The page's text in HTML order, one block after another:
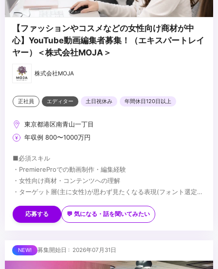
【ファッションやコスメなどの女性向け商材が中
心】YouTube動画編集者募集！（エキスパートレイ
ヤー）＜株式会社MOJA＞
株式会社MOJA
正社員 エディター 土日祝休み 年間休日120日以上
東京都港区南青山一丁目
年収例 800〜1000万円
■必須スキル
・PremiereProでの動画制作・編集経験
・女性向け商材・コンテンツへの理解
・ターゲット層(主に女性)が思わず見たくなる表現(フォント選定・
※応募時は、ポートフォリオor制作物のURLのご提出をお願いしま
す
外とさせていただきます
・PhotoshopやIllustratorを用いたデザイン経験がある方
・AfterEffectsの使用経験がある方
■求める人物像
応募する 💬 気になる・話を聞いてみたい
募集開始日 : 2026年07月31日